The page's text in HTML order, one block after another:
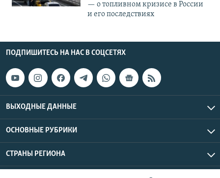
— о топливном кризисе в России
и его последствиях
ПОДПИШИТЕСЬ НА НАС В СОЦСЕТЯХ
ВЫХОДНЫЕ ДАННЫЕ
ОСНОВНЫЕ РУБРИКИ
СТРАНЫ РЕГИОНА